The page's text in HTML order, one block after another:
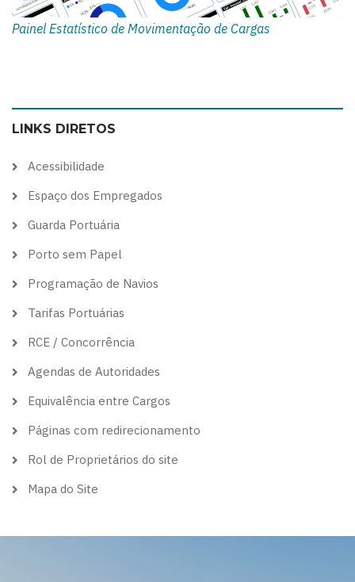
Painel Estatístico de Movimentação de Cargas
LINKS DIRETOS
Acessibilidade
Espaço dos Empregados
Guarda Portuária
Porto sem Papel
Programação de Navios
Tarifas Portuárias
RCE / Concorrência
Agendas de Autoridades
Equivalência entre Cargos
Páginas com redirecionamento
Rol de Proprietários do site
Mapa do Site